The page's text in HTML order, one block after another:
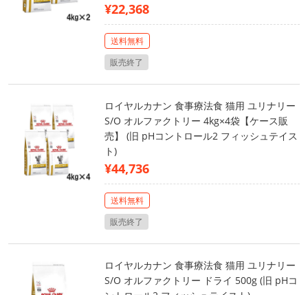
¥22,368
送料無料
販売終了
ロイヤルカナン 食事療法食 猫用 ユリナリー
S/O オルファクトリー 4kg×4袋【ケース販
売】 (旧 pHコントロール2 フィッシュテイス
ト)
¥44,736
送料無料
販売終了
ロイヤルカナン 食事療法食 猫用 ユリナリー
S/O オルファクトリー ドライ 500g (旧 pHコ